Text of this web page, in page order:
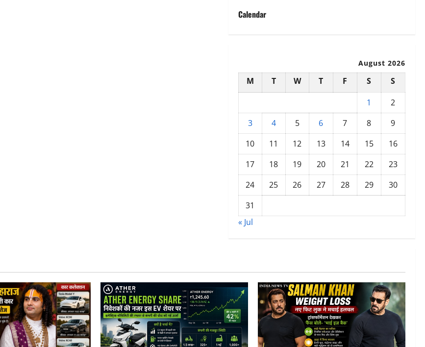
Calendar
August 2026
M T W T F S
S
1
2
3
4 5 6 7 8
9
10
11 12 13 14 15
16
17
18 19 20 21 22
23
24
25 26 27 28 29
30
31
« Jul